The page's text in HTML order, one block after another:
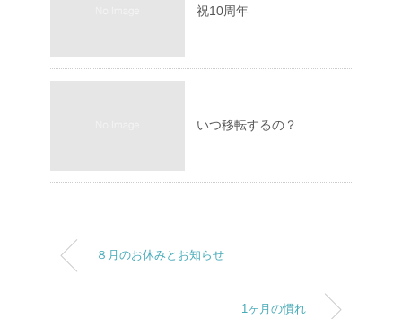
祝10周年
いつ移転するの？
８月のお休みとお知らせ
1ヶ月の慣れ